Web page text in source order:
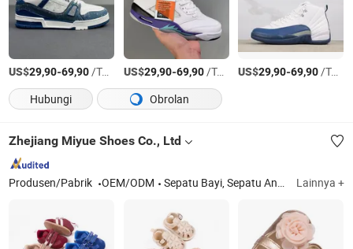
US$29,90-69,90/Torsi AS US$29,90-69,90/Torsi AS US$29,90-69,90/Torsi AS
Hubungi
Obrolan
Zhejiang Miyue Shoes Co., Ltd
Produsen/Pabrik OEM/ODM Sepatu Bayi, Sepatu Anak Lainnya +